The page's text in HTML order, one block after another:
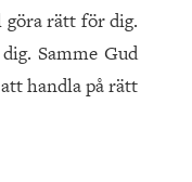
rätt för dig.
Samme Gud
handla på rätt